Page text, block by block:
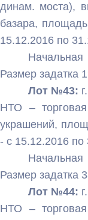
динам. моста),
базара,
15.12.2016 по
Размер задатка
Лот №43:
НТО –
украшений,
- с 15.12.2016 по
Размер задатка
Лот №44:
НТО –